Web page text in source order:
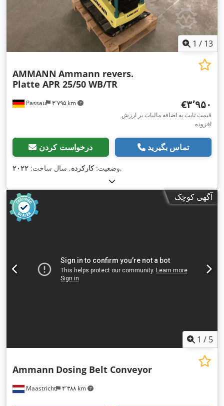
1 / 13
Passau ۳٬۷۹۵ km
AMMANN Ammann revers.
Platte APR 25/50 WB/TR
‎€۳٬۹۵۰
قیمت ثابت به اضافه مالیات بر ارزش
افزوده
درخواست کردن تماس بگیرید
وضعیت:کارکرده, سال ساخت: ۲۰۲۲ ,
آگهی کوچک
1 / 5
Maastricht ۴٬۳۸۸ km
Ammann Dosing Belt Conveyor